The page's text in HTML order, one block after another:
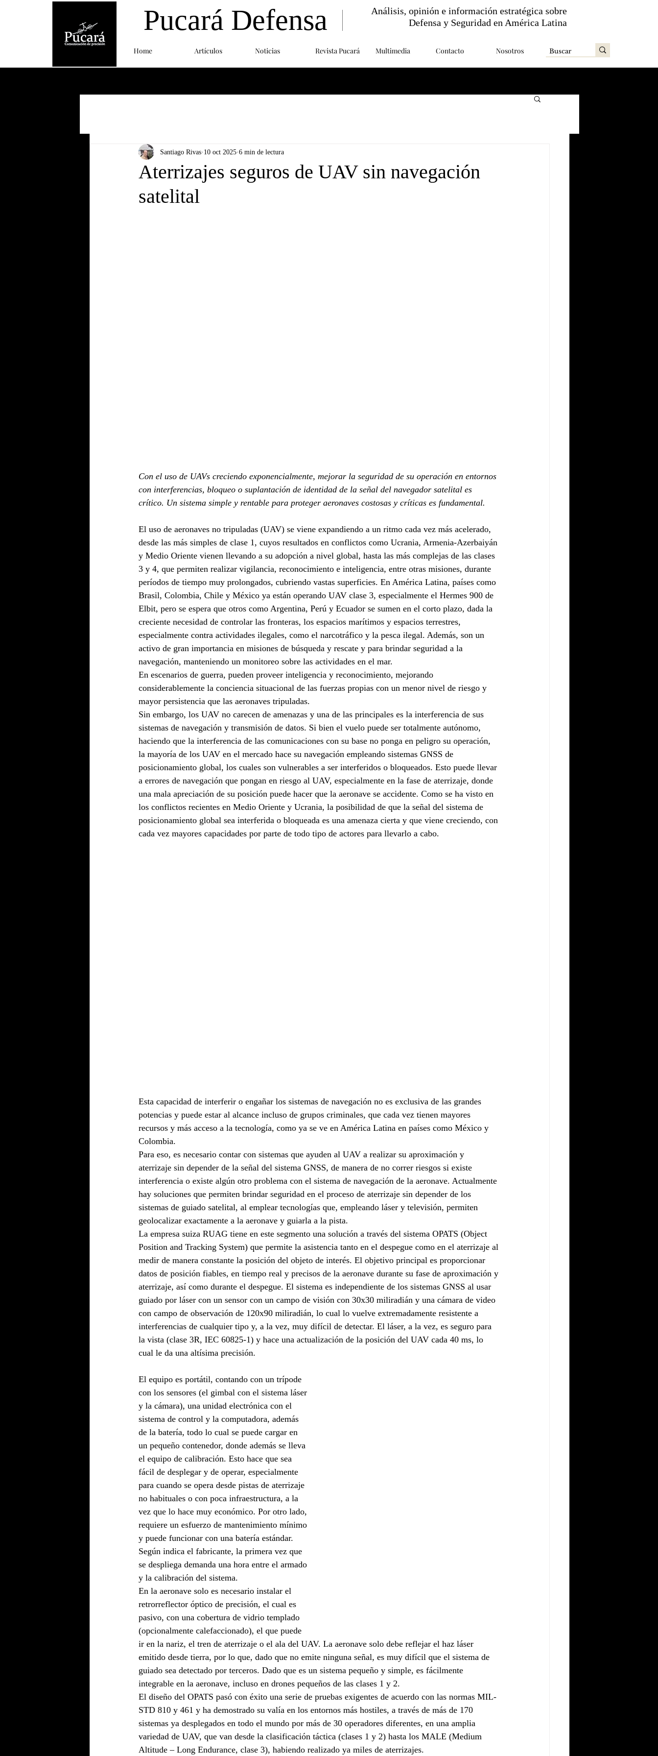
Home Artículos Noticias Revista Pucará Multimedia Contacto Nosotros
Pucará Defensa
Análisis, opinión e información estratégica sobre
Defensa y Seguridad en América Latina
Aterrizajes seguros de UAV sin navegación
satelital
Santiago Rivas 10 oct 2025 6 min de lectura
Con el uso de UAVs creciendo exponencialmente, mejorar la seguridad de su operación en entornos
con interferencias, bloqueo o suplantación de identidad de la señal del navegador satelital es
crítico. Un sistema simple y rentable para proteger aeronaves costosas y críticas es fundamental.
El uso de aeronaves no tripuladas (UAV) se viene expandiendo a un ritmo cada vez más acelerado,
desde las más simples de clase 1, cuyos resultados en conflictos como Ucrania, Armenia-Azerbaiyán
y Medio Oriente vienen llevando a su adopción a nivel global, hasta las más complejas de las clases
3 y 4, que permiten realizar vigilancia, reconocimiento e inteligencia, entre otras misiones, durante
períodos de tiempo muy prolongados, cubriendo vastas superficies. En América Latina, países como
Brasil, Colombia, Chile y México ya están operando UAV clase 3, especialmente el Hermes 900 de
Elbit, pero se espera que otros como Argentina, Perú y Ecuador se sumen en el corto plazo, dada la
creciente necesidad de controlar las fronteras, los espacios marítimos y espacios terrestres,
especialmente contra actividades ilegales, como el narcotráfico y la pesca ilegal. Además, son un
activo de gran importancia en misiones de búsqueda y rescate y para brindar seguridad a la
navegación, manteniendo un monitoreo sobre las actividades en el mar.
En escenarios de guerra, pueden proveer inteligencia y reconocimiento, mejorando
considerablemente la conciencia situacional de las fuerzas propias con un menor nivel de riesgo y
mayor persistencia que las aeronaves tripuladas.
Sin embargo, los UAV no carecen de amenazas y una de las principales es la interferencia de sus
sistemas de navegación y transmisión de datos. Si bien el vuelo puede ser totalmente autónomo,
haciendo que la interferencia de las comunicaciones con su base no ponga en peligro su operación,
la mayoría de los UAV en el mercado hace su navegación empleando sistemas GNSS de
posicionamiento global, los cuales son vulnerables a ser interferidos o bloqueados. Esto puede llevar
a errores de navegación que pongan en riesgo al UAV, especialmente en la fase de aterrizaje, donde
una mala apreciación de su posición puede hacer que la aeronave se accidente. Como se ha visto en
los conflictos recientes en Medio Oriente y Ucrania, la posibilidad de que la señal del sistema de
posicionamiento global sea interferida o bloqueada es una amenaza cierta y que viene creciendo, con
cada vez mayores capacidades por parte de todo tipo de actores para llevarlo a cabo.
Esta capacidad de interferir o engañar los sistemas de navegación no es exclusiva de las grandes
potencias y puede estar al alcance incluso de grupos criminales, que cada vez tienen mayores
recursos y más acceso a la tecnología, como ya se ve en América Latina en países como México y
Colombia.
Para eso, es necesario contar con sistemas que ayuden al UAV a realizar su aproximación y
aterrizaje sin depender de la señal del sistema GNSS, de manera de no correr riesgos si existe
interferencia o existe algún otro problema con el sistema de navegación de la aeronave. Actualmente
hay soluciones que permiten brindar seguridad en el proceso de aterrizaje sin depender de los
sistemas de guiado satelital, al emplear tecnologías que, empleando láser y televisión, permiten
geolocalizar exactamente a la aeronave y guiarla a la pista.
La empresa suiza RUAG tiene en este segmento una solución a través del sistema OPATS (Object
Position and Tracking System) que permite la asistencia tanto en el despegue como en el aterrizaje al
medir de manera constante la posición del objeto de interés. El objetivo principal es proporcionar
datos de posición fiables, en tiempo real y precisos de la aeronave durante su fase de aproximación y
aterrizaje, así como durante el despegue. El sistema es independiente de los sistemas GNSS al usar
guiado por láser con un sensor con un campo de visión con 30x30 miliradián y una cámara de video
con campo de observación de 120x90 miliradián, lo cual lo vuelve extremadamente resistente a
interferencias de cualquier tipo y, a la vez, muy difícil de detectar. El láser, a la vez, es seguro para
la vista (clase 3R, IEC 60825-1) y hace una actualización de la posición del UAV cada 40 ms, lo
cual le da una altísima precisión.
El equipo es portátil, contando con un trípode
con los sensores (el gimbal con el sistema láser
y la cámara), una unidad electrónica con el
sistema de control y la computadora, además
de la batería, todo lo cual se puede cargar en
un pequeño contenedor, donde además se lleva
el equipo de calibración. Esto hace que sea
fácil de desplegar y de operar, especialmente
para cuando se opera desde pistas de aterrizaje
no habituales o con poca infraestructura, a la
vez que lo hace muy económico. Por otro lado,
requiere un esfuerzo de mantenimiento mínimo
y puede funcionar con una batería estándar.
Según indica el fabricante, la primera vez que
se despliega demanda una hora entre el armado
y la calibración del sistema.
En la aeronave solo es necesario instalar el
retrorreflector óptico de precisión, el cual es
pasivo, con una cobertura de vidrio templado
(opcionalmente calefaccionado), el que puede
ir en la nariz, el tren de aterrizaje o el ala del UAV. La aeronave solo debe reflejar el haz láser
emitido desde tierra, por lo que, dado que no emite ninguna señal, es muy difícil que el sistema de
guiado sea detectado por terceros. Dado que es un sistema pequeño y simple, es fácilmente
integrable en la aeronave, incluso en drones pequeños de las clases 1 y 2.
El diseño del OPATS pasó con éxito una serie de pruebas exigentes de acuerdo con las normas MIL-
STD 810 y 461 y ha demostrado su valía en los entornos más hostiles, a través de más de 170
sistemas ya desplegados en todo el mundo por más de 30 operadores diferentes, en una amplia
variedad de UAV, que van desde la clasificación táctica (clases 1 y 2) hasta los MALE (Medium
Altitude – Long Endurance, clase 3), habiendo realizado ya miles de aterrizajes.